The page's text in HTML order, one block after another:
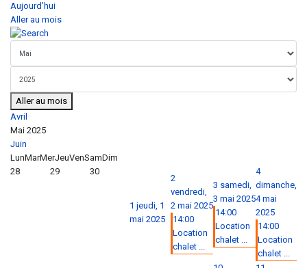
Aujourd'hui
Aller au mois
Aller au mois
Avril
Mai 2025
Juin
LunMarMerJeuVenSamDim
28
29 30
1 jeudi, 1
mai 2025
2
vendredi,
2 mai 2025
14:00
Location
chalet ...
3 samedi,
3 mai 2025
14:00
Location
chalet ...
4
dimanche,
4 mai
2025
14:00
Location
chalet ...